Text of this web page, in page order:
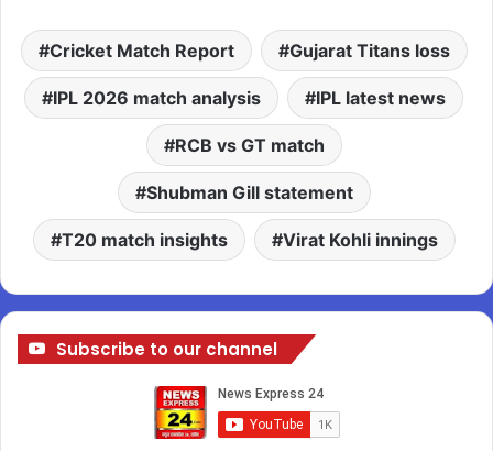
Cricket Match Report Gujarat Titans loss
IPL 2026 match analysis IPL latest news
RCB vs GT match
Shubman Gill statement
T20 match insights Virat Kohli innings
Subscribe to our channel